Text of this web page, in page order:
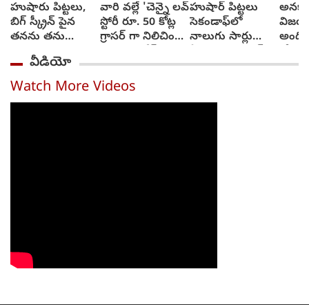
హుషారు పిట్టలు,
బిగ్ స్క్రీన్ పైన
తనను తను
చూసుకుని చెంప
పగలగొట్టుకున్న
నటుడు, వీడియో
వైరల్
వారి వల్లే 'చెన్నై లవ్
స్టోరీ రూ. 50 కోట్ల
గ్రాసర్ గా నిలిచింది -
హుషార్‌ పిట్టలు
సెకండాఫ్‌లో
నాలుగు సార్లు
అర్జున్‌
సోనూ
వీడియో
Watch More Videos